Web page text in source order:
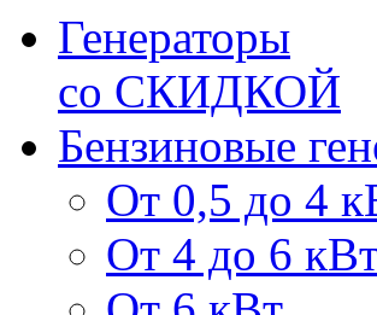
Генераторы
со СКИДКОЙ
Бензиновые
От 0,5 до 4
От 4 до 6